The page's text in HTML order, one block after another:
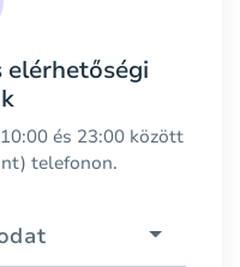
és 23:00 között
telefonon.